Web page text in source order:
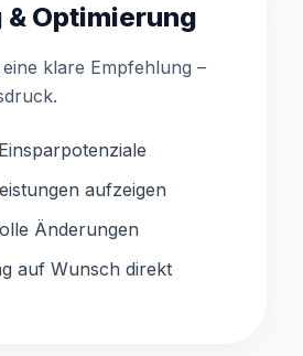
& Optimierung
klare Empfehlung –
aufzeigen
Änderungen
auf Wunsch direkt